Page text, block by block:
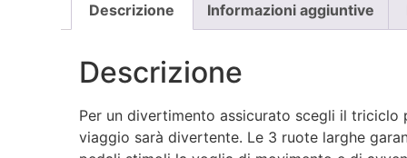
Descrizione Informazioni aggiuntive
Descrizione
Per un divertimento assicurato scegli il
viaggio sarà divertente. Le 3 ruote larghe